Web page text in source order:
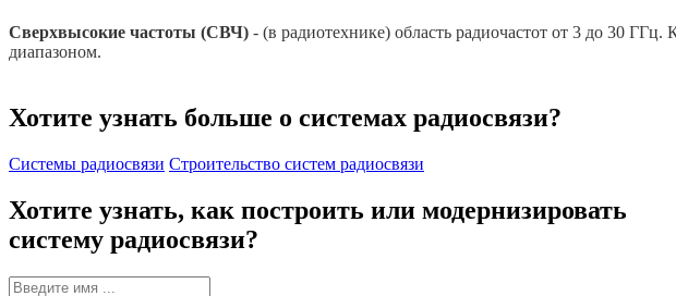
Сверхвысокие частоты (СВЧ) - (в радиотехнике) область радиочастот от 3 до 30
диапазоном.
Хотите узнать больше о системах радиосвязи?
Системы радиосвязи Строительство систем радиосвязи
Хотите узнать, как построить или модернизировать
систему радиосвязи?